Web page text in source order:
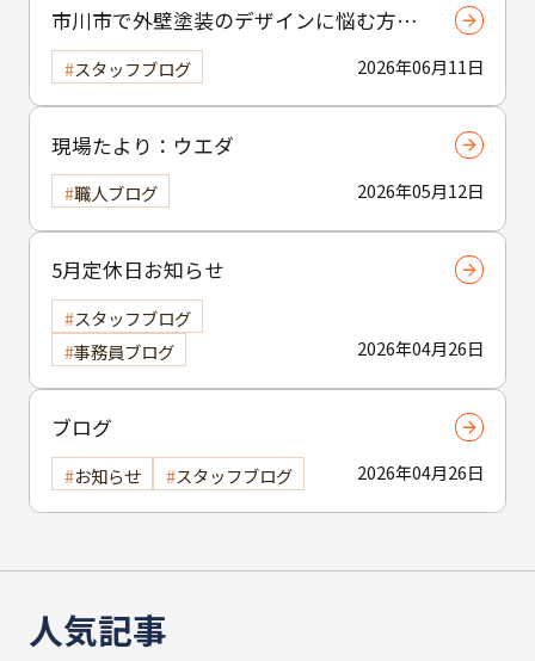
市川市で外壁塗装のデザインに悩む方へ
｜ 色選びの失敗を防ぐポイント
2026年06月11日
スタッフブログ
現場たより：ウエダ
2026年05月12日
職人ブログ
5月定休日お知らせ
2026年04月26日
スタッフブログ
事務員ブログ
ブログ
2026年04月26日
お知らせ スタッフブログ
人気記事